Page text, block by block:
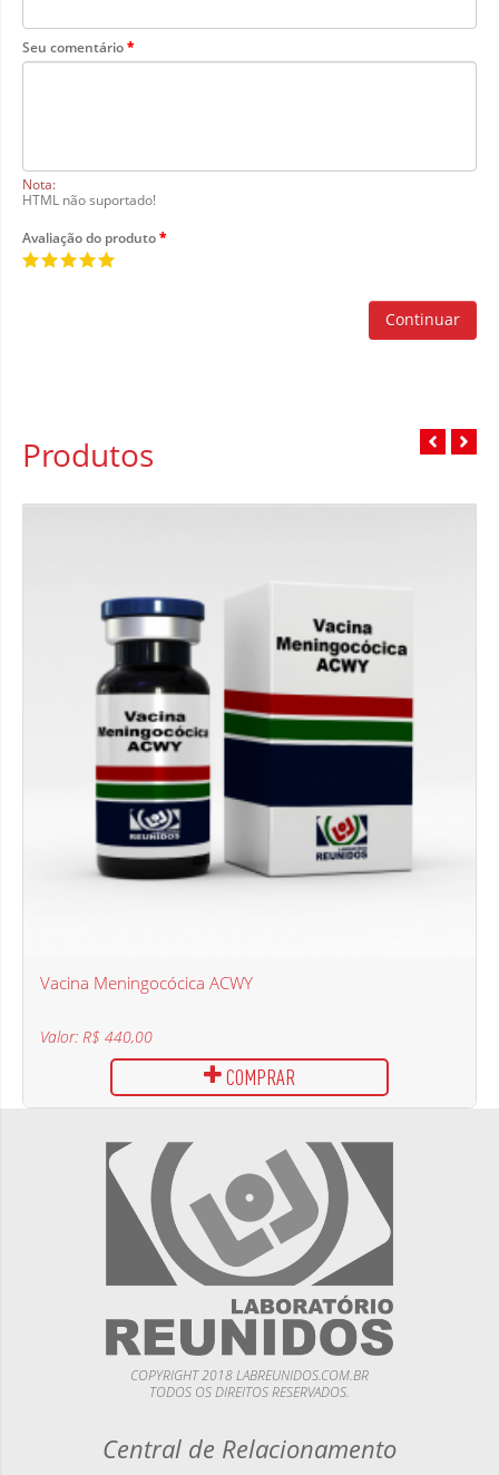
Seu comentário
Nota:
HTML não suportado!
Avaliação do produto
Continuar
Produtos
Vacina Meningocócica ACWY
Valor: R$ 440,00
COMPRAR
COPYRIGHT 2018 LABREUNIDOS.COM.BR
TODOS OS DIREITOS RESERVADOS.
Central de Relacionamento